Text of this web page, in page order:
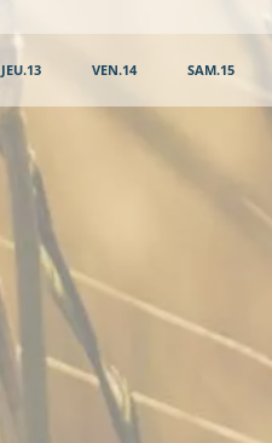
JEU.13 VEN.14 SAM.15